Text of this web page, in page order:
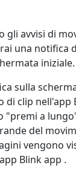
gli avvisi di
una notifica
iniziale.
sulla
di clip nell'app
"premi a
del
vengono
Blink app .